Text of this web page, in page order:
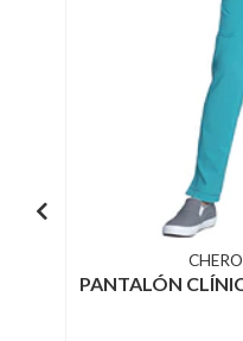
PANTALÓN